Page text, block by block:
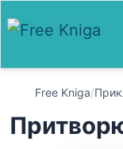
Free Kniga/